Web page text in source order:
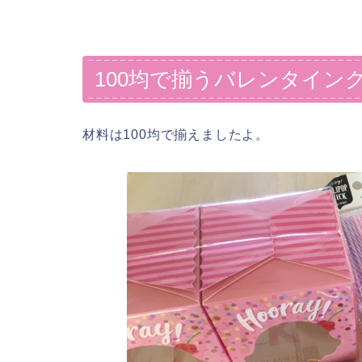
100均で揃うバレンタイン
材料は100均で揃えましたよ。